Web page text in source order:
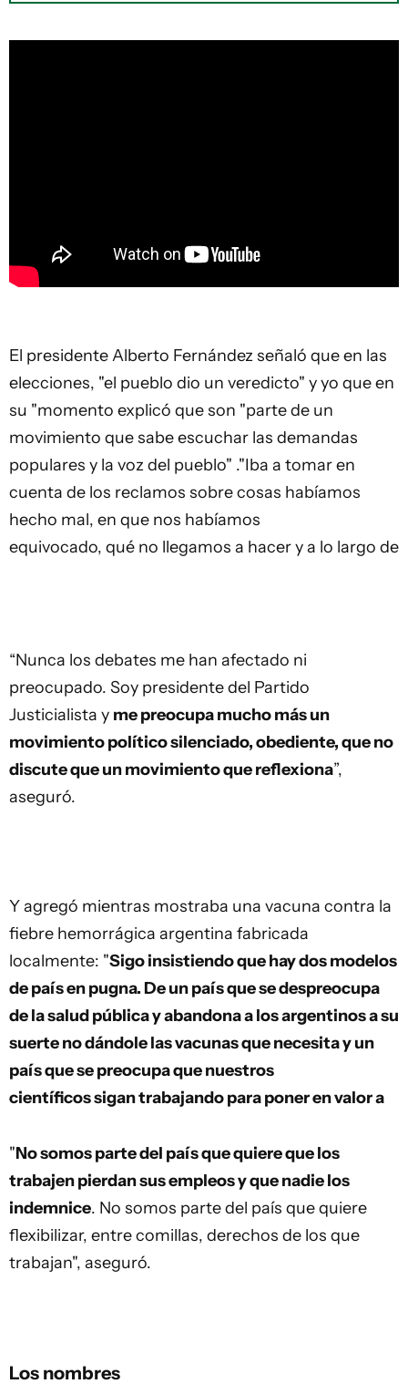
El presidente Alberto Fernández señaló que en las
elecciones, "el pueblo dio un veredicto" y yo que en
su "momento explicó que son "parte de un
movimiento que sabe escuchar las demandas
populares y la voz del pueblo" ."Iba a tomar en
cuenta de los reclamos sobre cosas habíamos
hecho mal, en que nos habíamos
equivocado, qué no llegamos a hacer y a lo largo de
tomarle el juramento a los ministros.
“Nunca los debates me han afectado ni
preocupado. Soy presidente del Partido
Justicialista y me preocupa mucho más un
movimiento político silenciado, obediente, que no
discute que un movimiento que reflexiona”,
aseguró.
Y agregó mientras mostraba una vacuna contra la
fiebre hemorrágica argentina fabricada
localmente: "Sigo insistiendo que hay dos modelos
de país en pugna. De un país que se despreocupa
de la salud pública y abandona a los argentinos a su
suerte no dándole las vacunas que necesita y un
país que se preocupa que nuestros
científicos sigan trabajando para poner en valor a
es la diferencia".
"No somos parte del país que quiere que los
trabajen pierdan sus empleos y que nadie los
indemnice. No somos parte del país que quiere
flexibilizar, entre comillas, derechos de los que
trabajan", aseguró.
Los nombres